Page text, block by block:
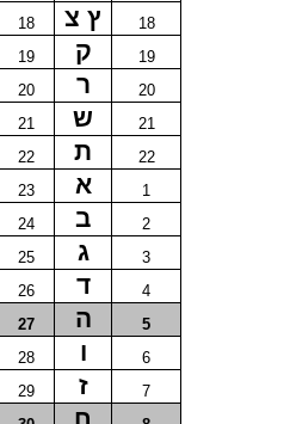
18 ץ צ
18
19 ק
19
20 ר
20
21 ש
21
22 ת
22
23 א
1
24 ב
2
25 ג
3
26 ד
4
27 ה
5
28 ו
6
29 ז
7